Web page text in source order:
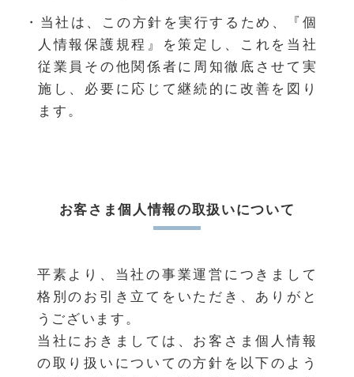
・当社は、この方針を実行するため、『個
人情報保護規程』を策定し、これを当社
従業員その他関係者に周知徹底させて実
施し、必要に応じて継続的に改善を図り
ます。
お客さま個人情報の取扱いについて
平素より、当社の事業運営につきまして
格別のお引き立てをいただき、ありがと
うございます。
当社におきましては、お客さま個人情報
の取り扱いについての方針を以下のよう